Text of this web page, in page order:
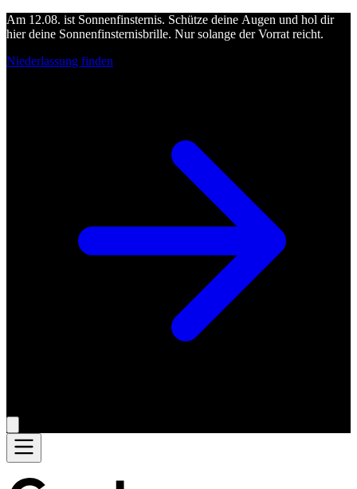
Am 12.08. ist Sonnenfinsternis. Schütze deine Augen und hol dir
hier deine Sonnenfinsternisbrille. Nur solange der Vorrat reicht.
Niederlassung finden